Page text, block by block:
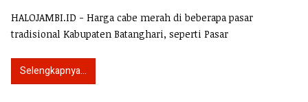
HALOJAMBI.ID - Harga cabe merah di beberapa pasar
tradisional Kabupaten Batanghari, seperti Pasar
Selengkapnya...